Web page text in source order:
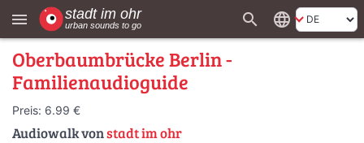
menu search language
Oberbaumbrücke Berlin -
Familienaudioguide
Preis: 6.99 €
Audiowalk vonstadt im ohr